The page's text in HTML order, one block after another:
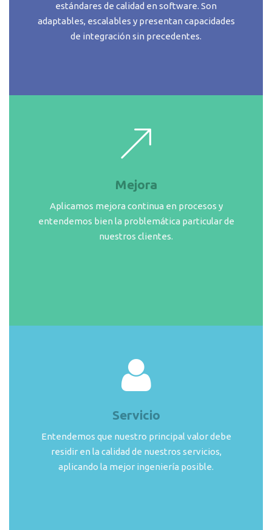
estándares de calidad en software. Son
adaptables, escalables y presentan capacidades
de integración sin precedentes.
Mejora
Aplicamos mejora continua en procesos y
entendemos bien la problemática particular de
nuestros clientes.
Servicio
Entendemos que nuestro principal valor debe
residir en la calidad de nuestros servicios,
aplicando la mejor ingeniería posible.